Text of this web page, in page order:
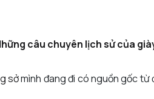
câu chuyên lịch sử của
sởmình đang đi có nguồn gốc từ